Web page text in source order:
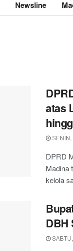
Newsline
atas
SENIN,
DPRD
Madina
kelola
DBH